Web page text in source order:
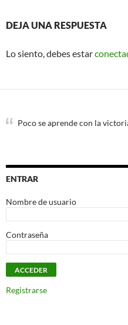
DEJA UNA RESPUESTA
Lo siento, debes estar
Poco se aprende con la
ENTRAR
Nombre de usuario
Contraseña
Registrarse